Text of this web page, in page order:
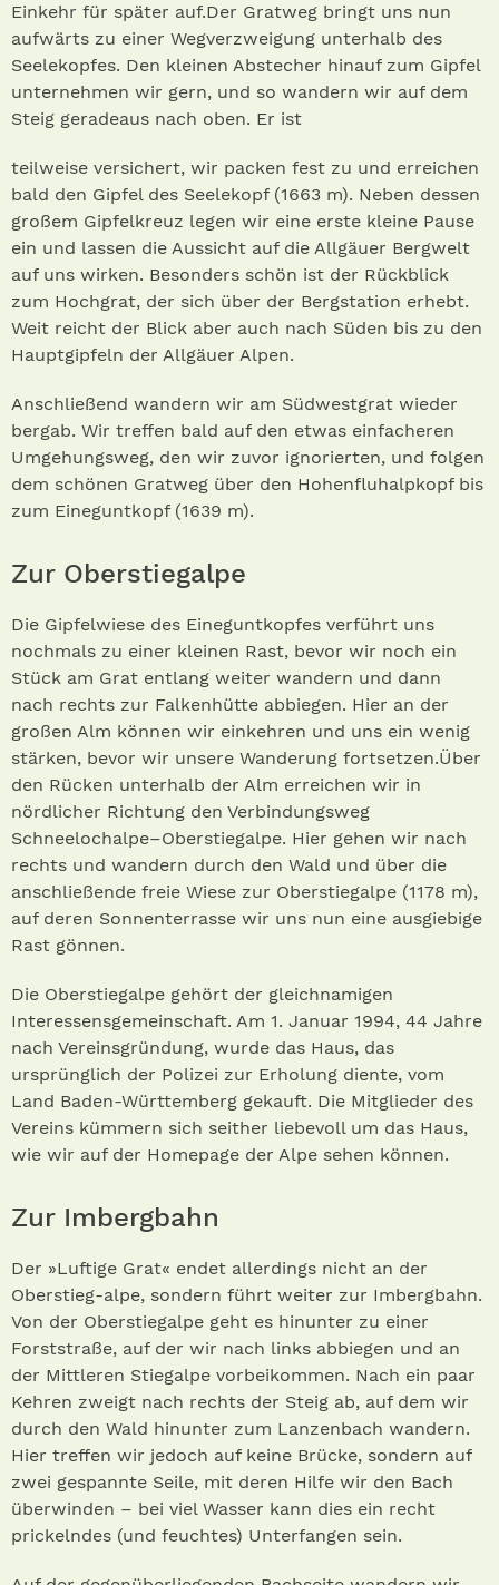
Einkehr für später auf.Der Gratweg bringt uns nun
aufwärts zu einer Wegverzweigung unterhalb des
Seelekopfes. Den kleinen Abstecher hinauf zum Gipfel
unternehmen wir gern, und so wandern wir auf dem
Steig geradeaus nach oben. Er ist
teilweise versichert, wir packen fest zu und erreichen
bald den Gipfel des Seelekopf (1663 m). Neben dessen
großem Gipfelkreuz legen wir eine erste kleine Pause
ein und lassen die Aussicht auf die Allgäuer Bergwelt
auf uns wirken. Besonders schön ist der Rückblick
zum Hochgrat, der sich über der Bergstation erhebt.
Weit reicht der Blick aber auch nach Süden bis zu den
Hauptgipfeln der Allgäuer Alpen.
Anschließend wandern wir am Südwestgrat wieder
bergab. Wir treffen bald auf den etwas einfacheren
Umgehungsweg, den wir zuvor ignorierten, und folgen
dem schönen Gratweg über den Hohenfluhalpkopf bis
zum Eineguntkopf (1639 m).
Zur Oberstiegalpe
Die Gipfelwiese des Eineguntkopfes verführt uns
nochmals zu einer kleinen Rast, bevor wir noch ein
Stück am Grat entlang weiter wandern und dann
nach rechts zur Falkenhütte abbiegen. Hier an der
großen Alm können wir einkehren und uns ein wenig
stärken, bevor wir unsere Wanderung fortsetzen.Über
den Rücken unterhalb der Alm erreichen wir in
nördlicher Richtung den Verbindungsweg
Schneelochalpe–Oberstiegalpe. Hier gehen wir nach
rechts und wandern durch den Wald und über die
anschließende freie Wiese zur Oberstiegalpe (1178 m),
auf deren Sonnenterrasse wir uns nun eine ausgiebige
Rast gönnen.
Die Oberstiegalpe gehört der gleichnamigen
Interessensgemeinschaft. Am 1. Januar 1994, 44 Jahre
nach Vereinsgründung, wurde das Haus, das
ursprünglich der Polizei zur Erholung diente, vom
Land Baden-Württemberg gekauft. Die Mitglieder des
Vereins kümmern sich seither liebevoll um das Haus,
wie wir auf der Homepage der Alpe sehen können.
Zur Imbergbahn
Der »Luftige Grat« endet allerdings nicht an der
Oberstieg-alpe, sondern führt weiter zur Imbergbahn.
Von der Oberstiegalpe geht es hinunter zu einer
Forststraße, auf der wir nach links abbiegen und an
der Mittleren Stiegalpe vorbeikommen. Nach ein paar
Kehren zweigt nach rechts der Steig ab, auf dem wir
durch den Wald hinunter zum Lanzenbach wandern.
Hier treffen wir jedoch auf keine Brücke, sondern auf
zwei gespannte Seile, mit deren Hilfe wir den Bach
überwinden – bei viel Wasser kann dies ein recht
prickelndes (und feuchtes) Unterfangen sein.